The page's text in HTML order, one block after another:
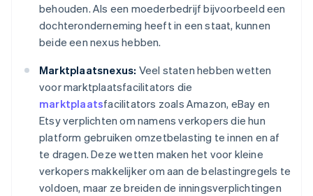
behouden. Als een moederbedrijf bijvoorbeeld een
dochteronderneming heeft in een staat, kunnen
beide een nexus hebben.
Marktplaatsnexus: Veel staten hebben wetten
voor marktplaatsfacilitators die
marktplaatsfacilitators zoals Amazon, eBay en
Etsy verplichten om namens verkopers die hun
platform gebruiken omzetbelasting te innen en af
te dragen. Deze wetten maken het voor kleine
verkopers makkelijker om aan de belastingregels te
voldoen, maar ze breiden de inningsverplichtingen